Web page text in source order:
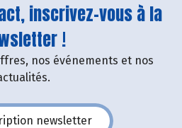
inscrivez-vous à la
!
nos événements et nos
newsletter